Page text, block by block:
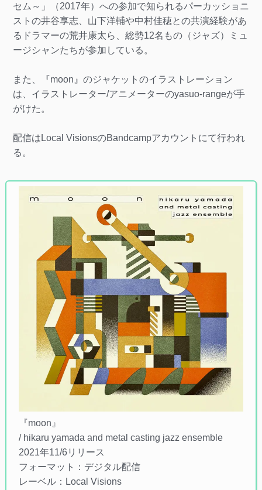
セム～」（2017年）への参加で知られるパーカッショニ
ストの井谷享志、山下洋輔や中村佳穂との共演経験があ
るドラマーの荒井康太ら、総勢12名もの（ジャズ）ミュ
ージシャンたちが参加している。
また、『moon』のジャケットのイラストレーション
は、イラストレーター/アニメーターのyasuo-rangeが手
がけた。
配信はLocal VisionsのBandcampアカウントにて行われ
る。
『moon』
/ hikaru yamada and metal casting jazz ensemble
2021年11/6リリース
フォーマット：デジタル配信
レーベル：Local Visions